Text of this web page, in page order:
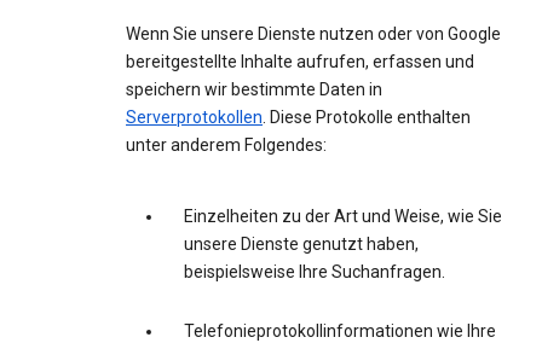
Wenn Sie unsere Dienste nutzen oder von Google
bereitgestellte Inhalte aufrufen, erfassen und
speichern wir bestimmte Daten in
Serverprotokollen. Diese Protokolle enthalten
unter anderem Folgendes:
Einzelheiten zu der Art und Weise, wie Sie
unsere Dienste genutzt haben,
beispielsweise Ihre Suchanfragen.
Telefonieprotokollinformationen wie Ihre